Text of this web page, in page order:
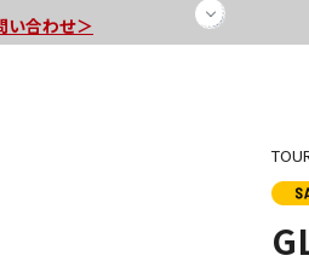
合わせ＞